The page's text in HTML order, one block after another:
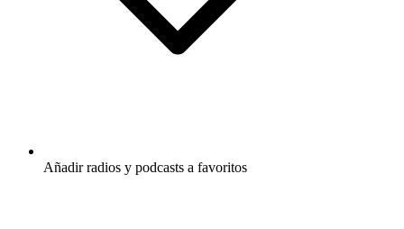
Añadir radios y podcasts a favoritos